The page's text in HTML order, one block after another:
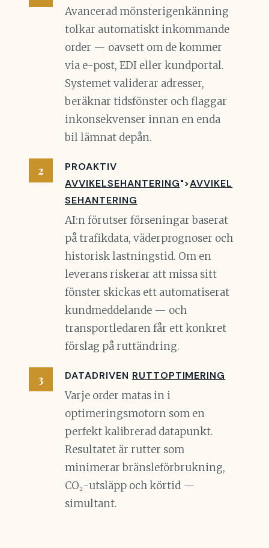
Avancerad mönsterigenkänning
tolkar automatiskt inkommande
order — oavsett om de kommer
via e-post, EDI eller kundportal.
Systemet validerar adresser,
beräknar tidsfönster och flaggar
inkonsekvenser innan en enda
bil lämnat depån.
PROAKTIV
AVVIKELSEHANTERING">AVVIKEL
SEHANTERING
AI:n förutser förseningar baserat
på trafikdata, väderprognoser och
historisk lastningstid. Om en
leverans riskerar att missa sitt
fönster skickas ett automatiserat
kundmeddelande — och
transportledaren får ett konkret
förslag på ruttändring.
DATADRIVEN RUTTOPTIMERING
Varje order matas in i
optimeringsmotorn som en
perfekt kalibrerad datapunkt.
Resultatet är rutter som
minimerar bränsleförbrukning,
CO₂-utsläpp och körtid —
simultant.